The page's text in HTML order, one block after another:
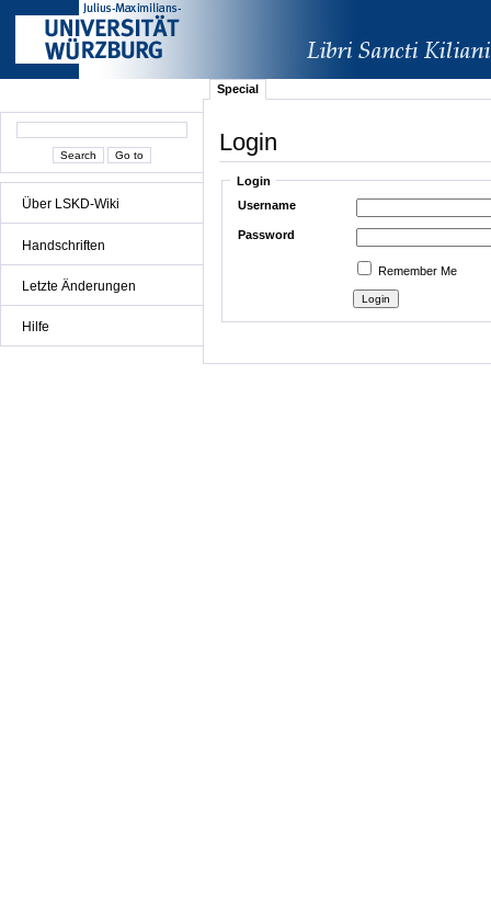
Über LSKD-Wiki
Handschriften
Letzte Änderungen
Hilfe
Special
Login
Login
Username
Password
Remember Me